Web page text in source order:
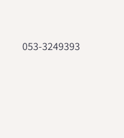
053-3249393